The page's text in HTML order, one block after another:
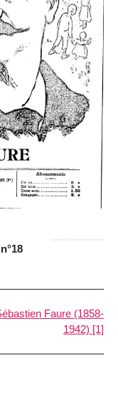
Faure (1858-
1942) [1]